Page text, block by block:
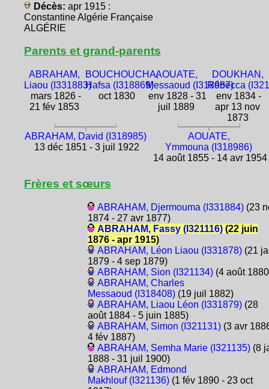
Décès: apr 1915 :
Constantine Algérie Française
ALGÉRIE
Parents et grand-parents
ABRAHAM,
Liaou (I331883)
mars 1826 -
21 fév 1853
BOUCHOUCHA,
Hafsa (I318869)
oct 1830
AOUATE,
Messaoud (I318987)
env 1828 - 31
juil 1889
DOUKHAN,
Rébecca
env 1834 -
apr 13 nov
1873
ABRAHAM, David (I318985)
13 déc 1851 - 3 juil 1922
AOUATE,
Ymmouna (I318986)
14 août 1855 - 14 avr 1954
Frères et sœurs
ABRAHAM, Djermouma (I331884)(23
1874 - 27 avr 1877)
ABRAHAM, Fassy (I321116)(22 juin
1876 - apr 1915)
ABRAHAM, Léon Liaou (I331878)(21
1879 - 4 sep 1879)
ABRAHAM, Sion (I321134)(4 août
ABRAHAM, Charles
Messaoud (I318408)(19 juil 1882)
ABRAHAM, Liaou Léon (I331879)(28
août 1884 - 5 juin 1885)
ABRAHAM, Simon (I321131)(3 avr
4 fév 1887)
ABRAHAM, Semha Marie (I321135)(8
1888 - 31 juil 1900)
ABRAHAM, Edmond
Makhlouf (I321136)(1 fév 1890 - 23 oct